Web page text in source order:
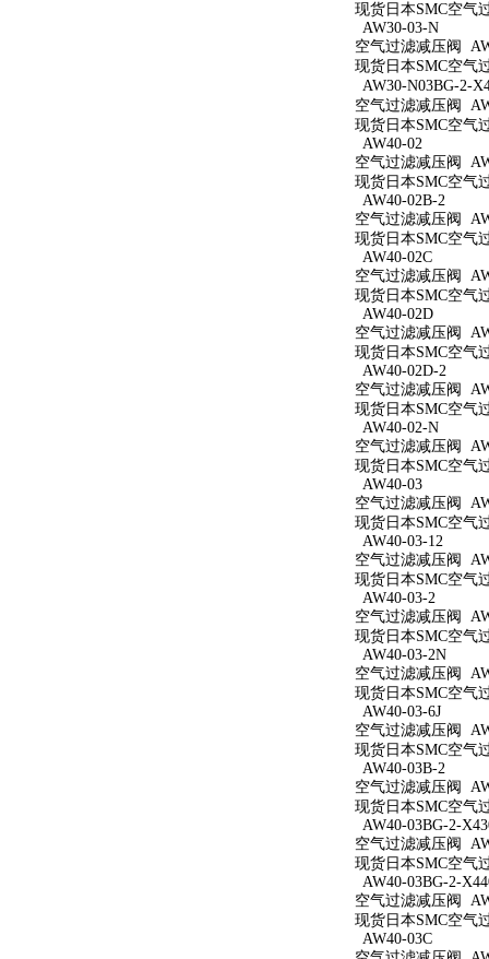
现货日本SMC空气
AW30-03-N
空气过滤减压阀
现货日本SMC空气
AW30-N03BG-2-
空气过滤减压阀
现货日本SMC空气
AW40-02
空气过滤减压阀
现货日本SMC空气
AW40-02B-2
空气过滤减压阀
现货日本SMC空气
AW40-02C
空气过滤减压阀
现货日本SMC空气
AW40-02D
空气过滤减压阀
现货日本SMC空气
AW40-02D-2
空气过滤减压阀
现货日本SMC空气
AW40-02-N
空气过滤减压阀
现货日本SMC空气
AW40-03
空气过滤减压阀
现货日本SMC空气
AW40-03-12
空气过滤减压阀
现货日本SMC空气
AW40-03-2
空气过滤减压阀
现货日本SMC空气
AW40-03-2N
空气过滤减压阀
现货日本SMC空气
AW40-03-6J
空气过滤减压阀
现货日本SMC空气
AW40-03B-2
空气过滤减压阀
现货日本SMC空气
AW40-03BG-2-
空气过滤减压阀
现货日本SMC空气
AW40-03BG-2-
空气过滤减压阀
现货日本SMC空气
AW40-03C